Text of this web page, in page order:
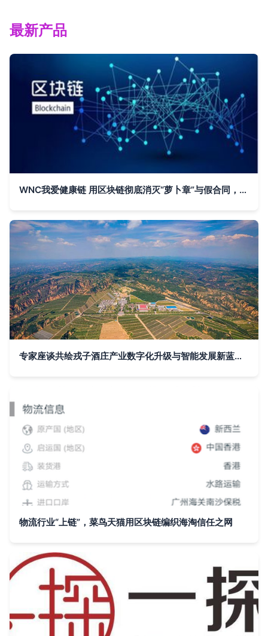
最新产品
WNC我爱健康链 用区块链彻底消灭“萝卜章”与假合同，重塑信任基石
专家座谈共绘戎子酒庄产业数字化升级与智能发展新蓝图 区块链与大数据溯源系统的创新应用
物流行业“上链”，菜鸟天猫用区块链编织海淘信任之网